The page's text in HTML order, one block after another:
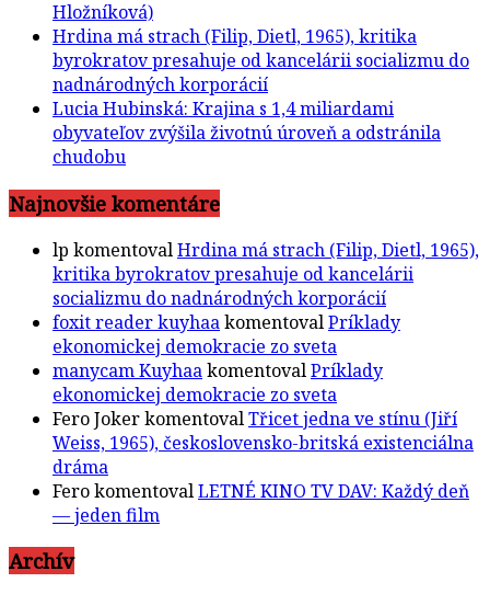
Hložníková)
Hrdina má strach (Filip, Dietl, 1965), kritika
byrokratov presahuje od kancelárii socializmu do
nadnárodných korporácií
Lucia Hubinská: Krajina s 1,4 miliardami
obyvateľov zvýšila životnú úroveň a odstránila
chudobu
Najnovšie komentáre
lp komentovalHrdina má strach (Filip, Dietl, 1965),
kritika byrokratov presahuje od kancelárii
socializmu do nadnárodných korporácií
foxit reader kuyhaakomentovalPríklady
ekonomickej demokracie zo sveta
manycam KuyhaakomentovalPríklady
ekonomickej demokracie zo sveta
Fero JokerkomentovalTřicet jedna ve stínu (Jiří
Weiss, 1965), československo-britská existenciálna
dráma
FerokomentovalLETNÉ KINO TV DAV: Každý deň
— jeden film
Archív